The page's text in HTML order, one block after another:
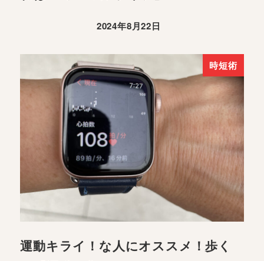
2024年8月22日
時短術
運動キライ！な人にオススメ！歩く